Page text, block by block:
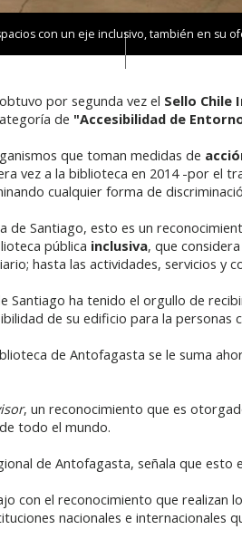
con un eje inclusivo, también en su
por segunda vez el Sello Chile
de "Accesibilidad de
que toman medidas de
vez a la biblioteca en 2014 -por el
cualquier forma de
de Santiago, esto es un
pública inclusiva, que
hasta las actividades, servicios y
Santiago ha tenido el orgullo de
de su edificio para la personas
de Antofagasta se le suma
, un reconocimiento que es
todo el mundo.
de Antofagasta, señala que esto
con el reconocimiento que realizan
nacionales e internacionales